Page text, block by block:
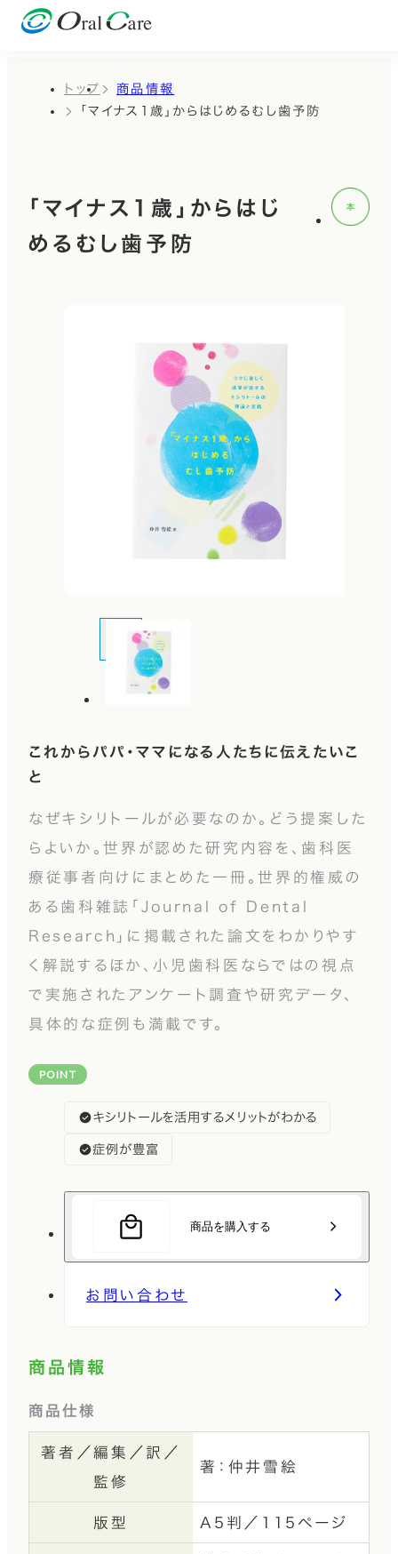
トップ
商品情報
「マイナス1歳」からはじめるむし歯予防
「マイナス1歳」からはじ
めるむし歯予防
これからパパ・ママになる人たちに伝えたいこ
と
なぜキシリトールが必要なのか。どう提案した
らよいか。世界が認めた研究内容を、歯科医
療従事者向けにまとめた一冊。世界的権威の
ある歯科雑誌「Journal of Dental
Research」に掲載された論文をわかりやす
く解説するほか、小児歯科医ならではの視点
で実施されたアンケート調査や研究データ、
具体的な症例も満載です。
POINT
キシリトールを活用するメリットがわかる
症例が豊富
商品を購入する
お問い合わせ
商品情報
商品仕様
著者／編集／訳／
監修
著：仲井雪絵
版型 A5判／115ページ